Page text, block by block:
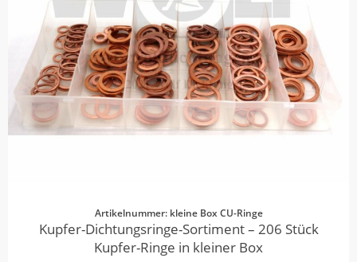
Artikelnummer: kleine Box CU-Ringe
Kupfer-Dichtungsringe-Sortiment – 206 Stück
Kupfer-Ringe in kleiner Box